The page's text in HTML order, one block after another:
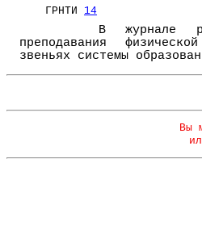
ГРНТИ 14
В журнале
преподавания
звеньях системы
Вы